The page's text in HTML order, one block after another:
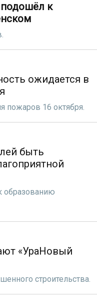
к
ожидается в
пожаров 16 октября.
быть
образованию
«УраНовый
строительства.